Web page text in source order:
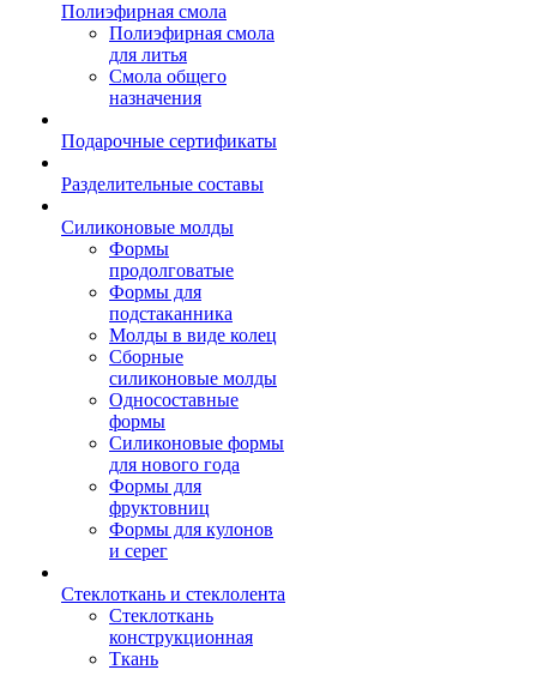
Полиэфирная смола
Полиэфирная смола
для литья
Смола общего
назначения
Подарочные сертификаты
Разделительные составы
Силиконовые молды
Формы
продолговатые
Формы для
подстаканника
Молды в виде колец
Сборные
силиконовые молды
Односоставные
формы
Силиконовые формы
для нового года
Формы для
фруктовниц
Формы для кулонов
и серег
Стеклоткань и стеклолента
Стеклоткань
конструкционная
Ткань